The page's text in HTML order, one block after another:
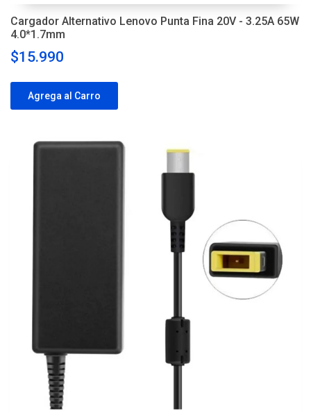
Cargador Alternativo Lenovo Punta Fina 20V - 3.25A 65W
4.0*1.7mm
$15.990
Agrega al Carro